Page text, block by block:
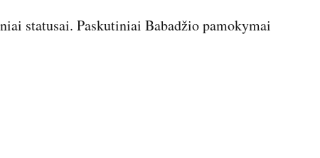
statusai. Paskutiniai Babadžio pamokymai